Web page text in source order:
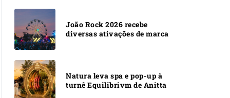
João Rock 2026 recebe
diversas ativações de marca
Natura leva spa e pop-up à
turnê Equilibrivm de Anitta